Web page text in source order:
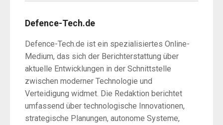
Defence-Tech.de
Defence-Tech.de ist ein spezialisiertes Online-
Medium, das sich der Berichterstattung über
aktuelle Entwicklungen in der Schnittstelle
zwischen moderner Technologie und
Verteidigung widmet. Die Redaktion berichtet
umfassend über technologische Innovationen,
strategische Planungen, autonome Systeme,